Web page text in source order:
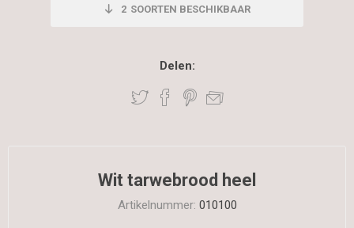
2 SOORTEN BESCHIKBAAR
Delen:
Wit tarwebrood heel
Artikelnummer: 010100